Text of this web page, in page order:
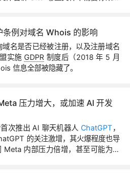
条例对域名 Whois 的影响
名是否已经被注册，以及注册域名
实施 GDPR 制度后（2018 年 5 月
信息全部被隐藏了。
压力增大，或加速 AI 开发
次推出 AI 聊天机器人 ChatGPT，
的关注激增，其火爆程度也导
内部压力倍增，甚至可能为了